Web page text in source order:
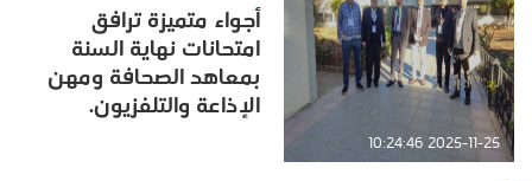
2025-11-25 10:24:46
أجواء متميزة ترافق
امتحانات نهاية السنة
بمعاهد الصحافة ومهن
الإذاعة والتلفزيون.